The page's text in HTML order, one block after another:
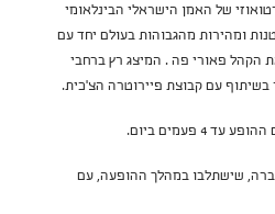
של האמן הישראלי הבינלאומי
ומהירות מהגבוהות בעולם יחד עם
הקהל פאורי פה . המיצג רץ ברחבי
עם קבוצת פיירוטרה הצ׳כית.
שישתלבו במהלך ההופעה, עם